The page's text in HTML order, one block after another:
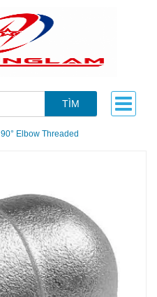
TÌM
90° Elbow Threaded